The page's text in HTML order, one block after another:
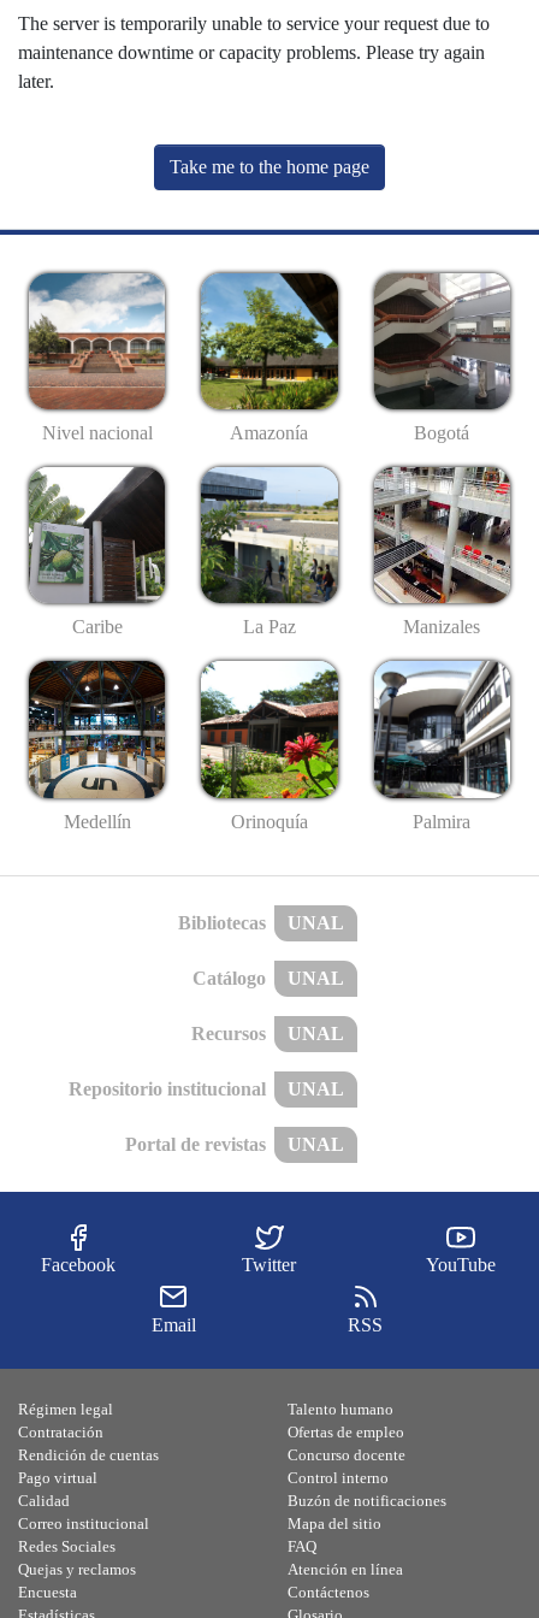
The server is temporarily unable to service your request due to
maintenance downtime or capacity problems. Please try again
later.
Take me to the home page
Nivel nacional Amazonía Bogotá
Caribe La Paz Manizales
Medellín Orinoquía Palmira
Bibliotecas UNAL
Catálogo UNAL
Recursos UNAL
Repositorio institucional UNAL
Portal de revistas UNAL
Facebook Twitter YouTube
Email RSS
Régimen legal
Contratación
Rendición de cuentas
Pago virtual
Calidad
Talento humano
Ofertas de empleo
Concurso docente
Control interno
Buzón de notificaciones
Correo institucional
Redes Sociales
Quejas y reclamos
Encuesta
Mapa del sitio
FAQ
Atención en línea
Contáctenos